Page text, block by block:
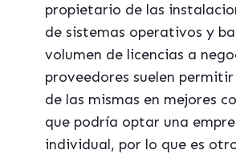
propietario de las
de sistemas operativos y
volumen de licencias a
proveedores suelen
de las mismas en mejores
que podría optar una
individual, por lo que es